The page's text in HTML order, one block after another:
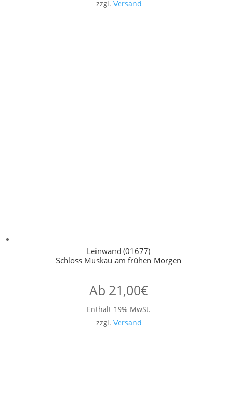
zzgl. Versand
Leinwand (01677)
Schloss Muskau am frühen Morgen
Ab 21,00€
Enthält 19% MwSt.
zzgl. Versand